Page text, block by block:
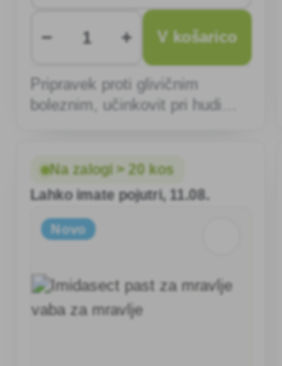
− + V košarico
Pripravek proti glivičnim
boleznim, učinkovit pri hudi
Na zalogi > 20 kos
Lahko imate pojutri, 11.08.
Novo